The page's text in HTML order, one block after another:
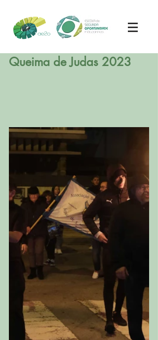
Queima de Judas 2023